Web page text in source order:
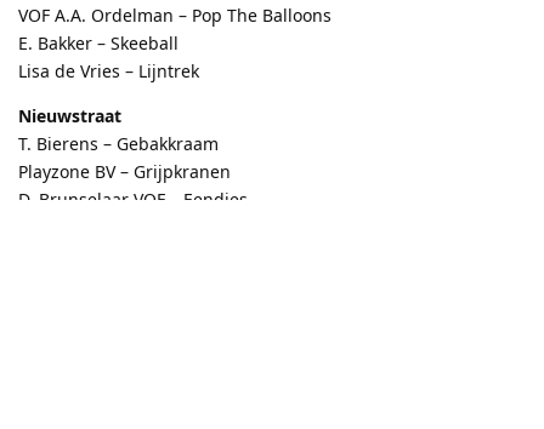
VOF A.A. Ordelman – Pop The Balloons
E. Bakker – Skeeball
Lisa de Vries – Lijntrek
Nieuwstraat
T. Bierens – Gebakkraam
Playzone BV – Grijpkranen
D. Brunselaar VOF – Eendjes